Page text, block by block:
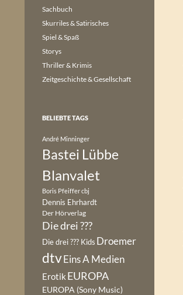
Sachbuch
Skurriles & Satirisches
Spiel & Spaß
Storys
Thriller & Krimis
Zeitgeschichte & Gesellschaft
BELIEBTE TAGS
André Minninger
Bastei Lübbe
Blanvalet
Boris Pfeiffercbj
Dennis Ehrhardt
Der Hörverlag
Die drei ???
Die drei ??? Kids Droemer
dtvEins A Medien
Erotik EUROPA
EUROPA (Sony Music)